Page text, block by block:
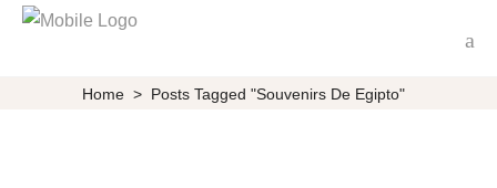
Home > Posts Tagged "souvenirs De Egipto"